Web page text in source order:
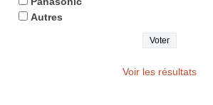
Autres
Voir les résultats